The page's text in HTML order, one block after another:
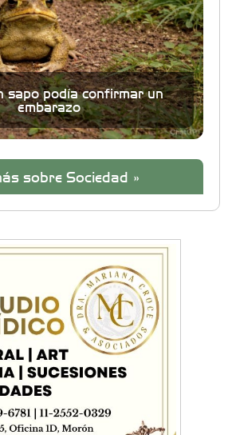
sapo podía confirmar un
embarazo
sobre Sociedad »